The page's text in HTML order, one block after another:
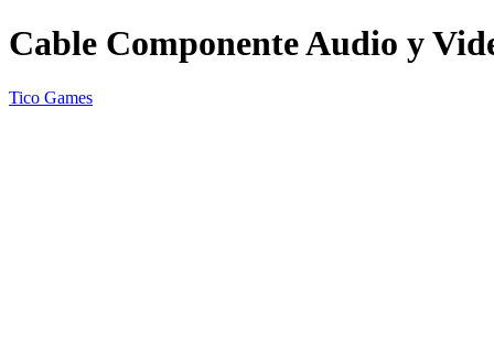
Cable Componente Audio y
Tico Games